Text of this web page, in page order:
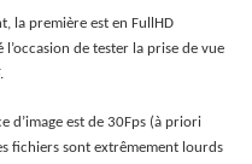
la première est en FullHD
de tester la prise de vue
d’image est de 30Fps (à priori
fichiers sont extrêmement lourds